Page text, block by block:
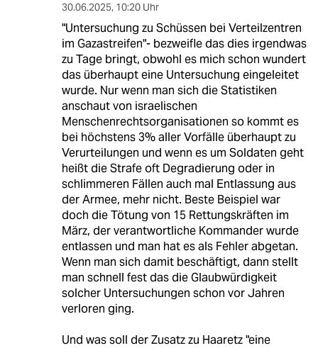
30.06.2025, 10:20 Uhr
"Untersuchung zu Schüssen bei Verteilzentren
im Gazastreifen"- bezweifle das dies irgendwas
zu Tage bringt, obwohl es mich schon wundert
das überhaupt eine Untersuchung eingeleitet
wurde. Nur wenn man sich die Statistiken
anschaut von israelischen
Menschenrechtsorganisationen so kommt es
bei höchstens 3% aller Vorfälle überhaupt zu
Verurteilungen und wenn es um Soldaten geht
heißt die Strafe oft Degradierung oder in
schlimmeren Fällen auch mal Entlassung aus
der Armee, mehr nicht. Beste Beispiel war
doch die Tötung von 15 Rettungskräften im
März, der verantwortliche Kommander wurde
entlassen und man hat es als Fehler abgetan.
Wenn man sich damit beschäftigt, dann stellt
man schnell fest das die Glaubwürdigkeit
solcher Untersuchungen schon vor Jahren
verloren ging.
Und was soll der Zusatz zu Haaretz "eine